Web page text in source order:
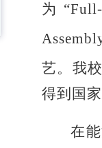
为
艺。我
得到国
在